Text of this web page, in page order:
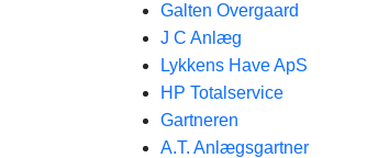
Galten Overgaard
J C Anlæg
Lykkens Have ApS
HP Totalservice
Gartneren
A.T. Anlægsgartner